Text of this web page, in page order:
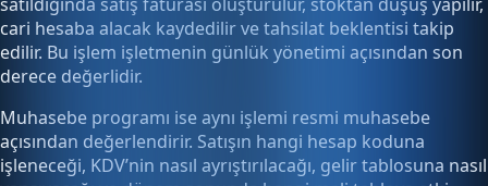
cari hesaba alacak kaydedilir ve tahsilat beklentisi takip
edilir. Bu işlem işletmenin günlük yönetimi açısından son
derece değerlidir.
Muhasebe programı ise aynı işlemi resmi muhasebe
açısından değerlendirir. Satışın hangi hesap koduna
işleneceği, KDV’nin nasıl ayrıştırılacağı, gelir tablosuna nasıl